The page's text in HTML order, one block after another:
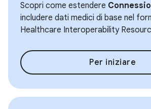
Scopri come estendere
includere dati medici di base nel
Healthcare Interoperability
Per iniziare